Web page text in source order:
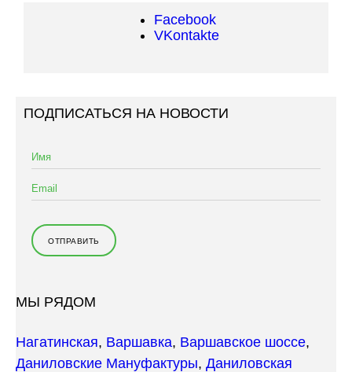
Facebook
VKontakte
ПОДПИСАТЬСЯ НА НОВОСТИ
МЫ РЯДОМ
Нагатинская, Варшавка, Варшавское шоссе,
Даниловские Мануфактуры, Даниловская